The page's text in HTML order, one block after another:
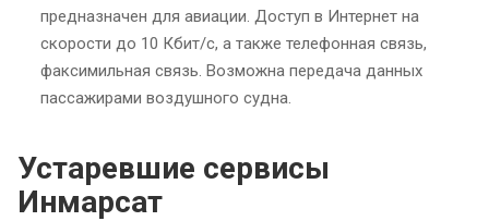
предназначен для авиации. Доступ в Интернет на
скорости до 10 Кбит/с, а также телефонная связь,
факсимильная связь. Возможна передача данных
пассажирами воздушного судна.
Устаревшие сервисы
Инмарсат